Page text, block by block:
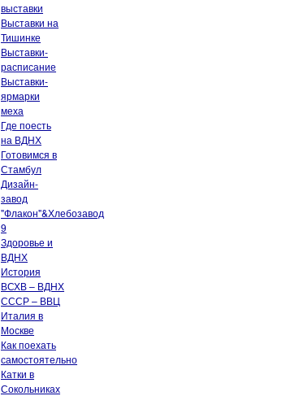
выставки
Выставки на
Тишинке
Выставки-
расписание
Выставки-
ярмарки
меха
Где поесть
на ВДНХ
Готовимся в
Стамбул
Дизайн-
завод
"Флакон"&Хлебозавод
9
Здоровье и
ВДНХ
История
ВСХВ – ВДНХ
СССР – ВВЦ
Италия в
Москве
Как поехать
самостоятельно
Катки в
Сокольниках